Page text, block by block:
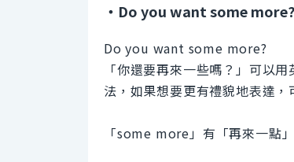
・Do you want some more?
Do you want some more?
「你還要再來一些嗎？」可以
法，如果想要更有禮貌地表達
「some more」有「再來一點